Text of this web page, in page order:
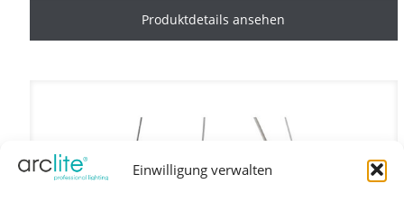
Einwilligung verwalten
Produktdetails ansehen